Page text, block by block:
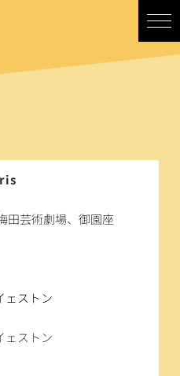
田芸術劇場、御園座
ェストン
ェストン